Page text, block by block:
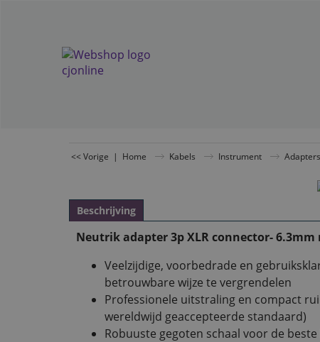
<< Vorige | Home Kabels Instrument Adapters
Beschrijving
Neutrik adapter 3p XLR connector-
Veelzijdige, voorbedrade en
betrouwbare wijze te vergrendelen
Professionele uitstraling en compact
wereldwijd geaccepteerde standaard)
Robuuste gegoten schaal voor de